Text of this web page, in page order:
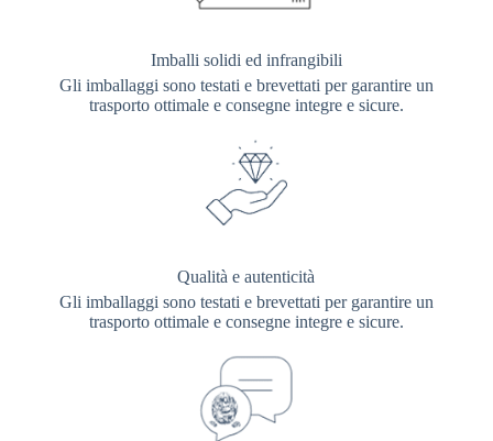
Imballi solidi ed infrangibili
Gli imballaggi sono testati e brevettati per garantire un
trasporto ottimale e consegne integre e sicure.
Qualità e autenticità
Gli imballaggi sono testati e brevettati per garantire un
trasporto ottimale e consegne integre e sicure.